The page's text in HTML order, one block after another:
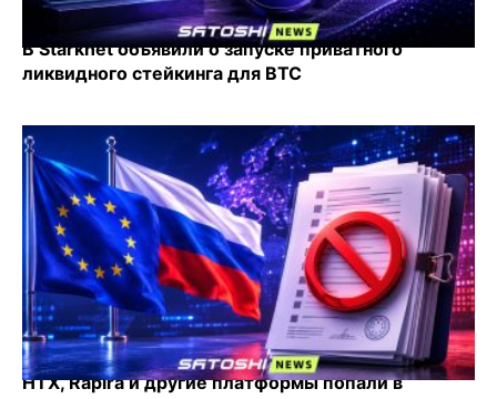
В Starknet объявили о запуске приватного
ликвидного стейкинга для BTC
HTX, Rapira и другие платформы попали в